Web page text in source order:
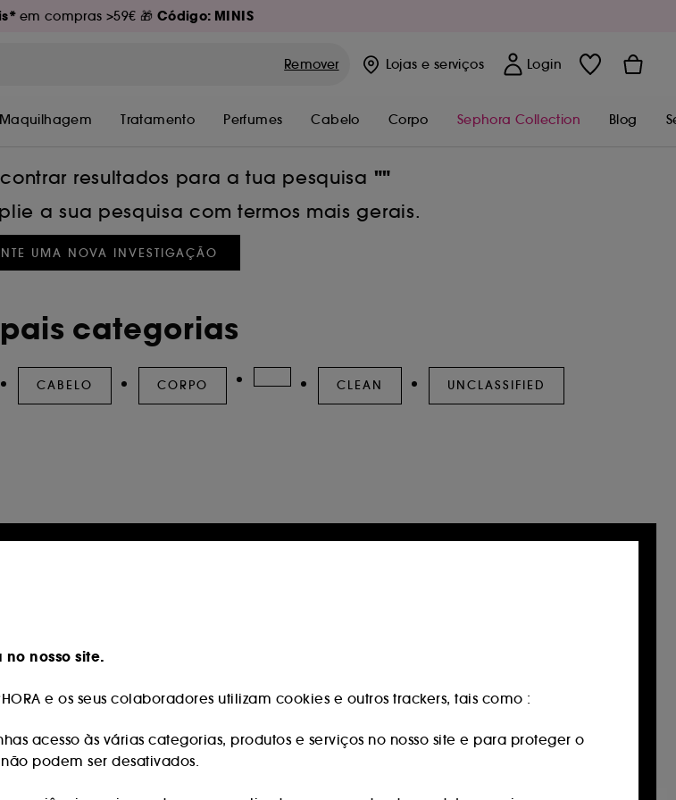
em compras >59€ 🎁 Código: MINIS
Remover Lojas e serviços Login
Maquilhagem Tratamento Perfumes Cabelo Corpo Sephora Collection Blog
resultados para a tua pesquisa ""
a sua pesquisa com termos mais gerais.
UMA NOVA INVESTIGAÇÃO
categorias
CABELO CORPO CLEAN UNCLASSIFIED
nosso site.
e os seus colaboradores utilizam cookies e outros trackers, tais como :
acesso às várias categorias, produtos e serviços no nosso site e para proteger o
podem ser desativados.